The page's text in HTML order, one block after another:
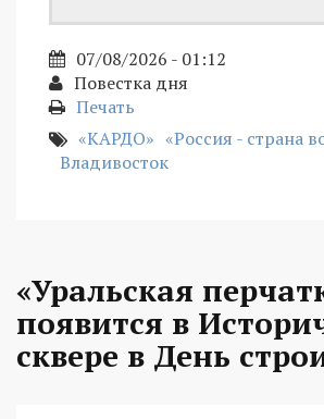
07/08/2026 - 01:12
Повестка дня
Печать
«КАРДО» «Россия - страна
Владивосток
«Уральская
появится в
сквере в День